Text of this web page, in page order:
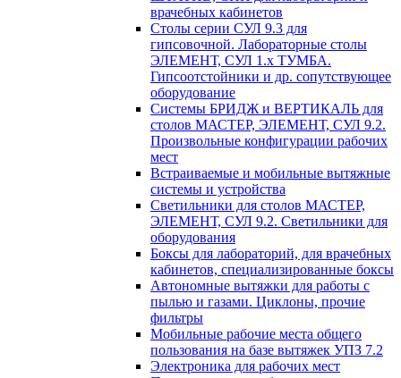
врачебных кабинетов
Столы серии СУЛ 9.3 для
гипсовочной. Лабораторные столы
ЭЛЕМЕНТ, СУЛ 1.х ТУМБА.
Гипсоотстойники и др. сопутствующее
оборудование
Системы БРИДЖ и ВЕРТИКАЛЬ для
столов МАСТЕР, ЭЛЕМЕНТ, СУЛ 9.2.
Произвольные конфигурации рабочих
мест
Встраиваемые и мобильные вытяжные
системы и устройства
Светильники для столов МАСТЕР,
ЭЛЕМЕНТ, СУЛ 9.2. Светильники для
оборудования
Боксы для лабораторий, для врачебных
кабинетов, специализированные боксы
Автономные вытяжки для работы с
пылью и газами. Циклоны, прочие
фильтры
Мобильные рабочие места общего
пользования на базе вытяжек УПЗ 7.2
Электроника для рабочих мест